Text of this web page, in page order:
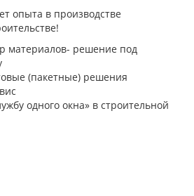
опыта в производстве
материалов- решение под
(пакетные) решения
одного окна» в строительной